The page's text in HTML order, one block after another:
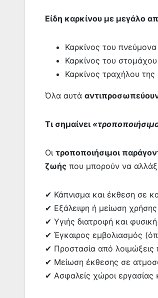
Είδη καρκίνου με μεγάλο
Καρκίνος του πνεύμονα
Καρκίνος του στομάχου
Καρκίνος τραχήλου της
Όλα αυτά
Τι σημαίνει
Οι τροποποιήσιμοι
ζωής που μπορούν να
✔ Κάπνισμα και έκθεση σε
✔ Εξάλειψη ή μείωση
✔ Υγιής διατροφή και
✔ Έγκαιρος εμβολιασμός
✔ Προστασία από
✔ Μείωση έκθεσης σε
✔ Ασφαλείς χώροι εργασίας